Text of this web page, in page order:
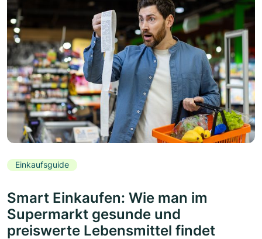
Einkaufsguide
Smart Einkaufen: Wie man im
Supermarkt gesunde und
preiswerte Lebensmittel findet